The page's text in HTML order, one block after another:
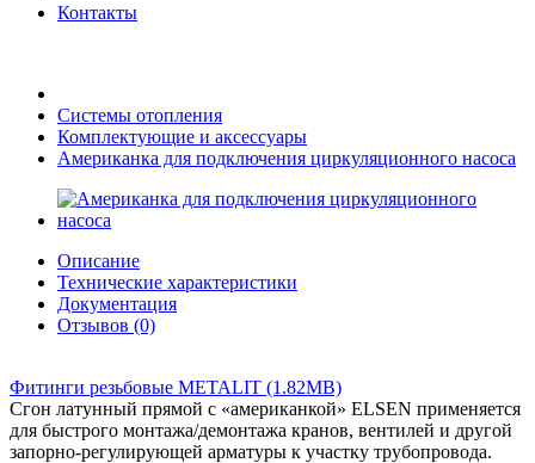
Контакты
Системы отопления
Комплектующие и аксессуары
Американка для подключения циркуляционного насоса
Описание
Технические характеристики
Документация
Отзывов (0)
Фитинги резьбовые METALIT (1.82MB)
Сгон латунный прямой с «американкой» ELSEN применяется
для быстрого монтажа/демонтажа кранов, вентилей и другой
запорно-регулирующей арматуры к участку трубопровода.